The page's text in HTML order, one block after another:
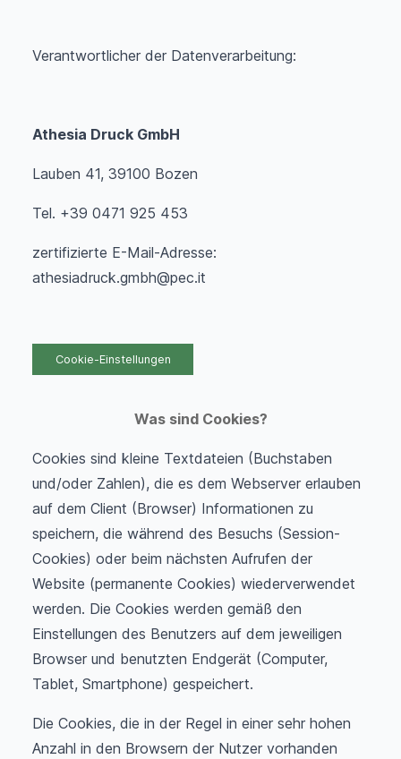
Verantwortlicher der Datenverarbeitung:
Athesia Druck GmbH
Lauben 41, 39100 Bozen
Tel. +39 0471 925 453
zertifizierte E-Mail-Adresse:
athesiadruck.gmbh@pec.it
Cookie-Einstellungen
Was sind Cookies?
Cookies sind kleine Textdateien (Buchstaben
und/oder Zahlen), die es dem Webserver erlauben
auf dem Client (Browser) Informationen zu
speichern, die während des Besuchs (Session-
Cookies) oder beim nächsten Aufrufen der
Website (permanente Cookies) wiederverwendet
werden. Die Cookies werden gemäß den
Einstellungen des Benutzers auf dem jeweiligen
Browser und benutzten Endgerät (Computer,
Tablet, Smartphone) gespeichert.
Die Cookies, die in der Regel in einer sehr hohen
Anzahl in den Browsern der Nutzer vorhanden